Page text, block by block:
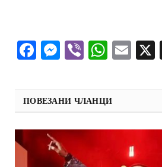
Facebook
Messenger
Viber
ПОВЕЗАНИ ЧЛАНЦИ